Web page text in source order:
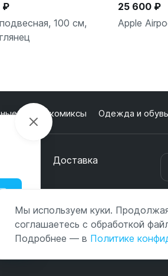
В корзину
₽
100 см,
25 600 ₽
Apple
игры и комиксы Одежда и обувь
Доставка
и
Мы используем куки.
соглашаетесь с обработкой
Подробнее — в Политике